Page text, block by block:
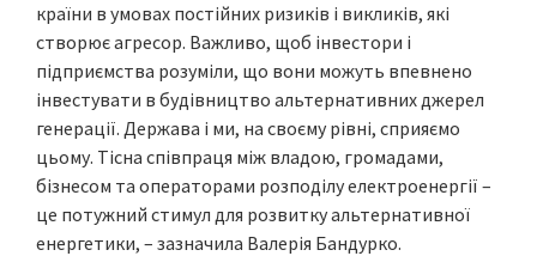
країни в умовах постійних ризиків і викликів, які
створює агресор. Важливо, щоб інвестори і
підприємства розуміли, що вони можуть впевнено
інвестувати в будівництво альтернативних джерел
генерації. Держава і ми, на своєму рівні, сприяємо
цьому. Тісна співпраця між владою, громадами,
бізнесом та операторами розподілу електроенергії –
це потужний стимул для розвитку альтернативної
енергетики, – зазначила Валерія Бандурко.